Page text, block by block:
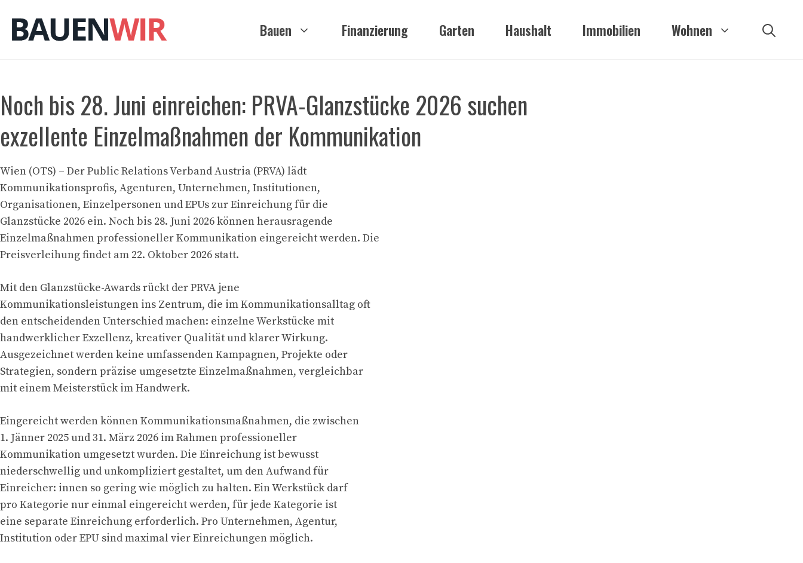
Inhalt
springen
Bauen Finanzierung Garten Haushalt Immobilien Wohnen
Noch bis 28. Juni einreichen: PRVA-Glanzstücke 2026 suchen
exzellente Einzelmaßnahmen der Kommunikation
Wien (OTS) – Der Public Relations Verband Austria (PRVA) lädt
Kommunikationsprofis, Agenturen, Unternehmen, Institutionen,
Organisationen, Einzelpersonen und EPUs zur Einreichung für die
Glanzstücke 2026 ein. Noch bis 28. Juni 2026 können herausragende
Einzelmaßnahmen professioneller Kommunikation eingereicht werden. Die
Preisverleihung findet am 22. Oktober 2026 statt.
Mit den Glanzstücke-Awards rückt der PRVA jene
Kommunikationsleistungen ins Zentrum, die im Kommunikationsalltag oft
den entscheidenden Unterschied machen: einzelne Werkstücke mit
handwerklicher Exzellenz, kreativer Qualität und klarer Wirkung.
Ausgezeichnet werden keine umfassenden Kampagnen, Projekte oder
Strategien, sondern präzise umgesetzte Einzelmaßnahmen, vergleichbar
mit einem Meisterstück im Handwerk.
Eingereicht werden können Kommunikationsmaßnahmen, die zwischen
1. Jänner 2025 und 31. März 2026 im Rahmen professioneller
Kommunikation umgesetzt wurden. Die Einreichung ist bewusst
niederschwellig und unkompliziert gestaltet, um den Aufwand für
Einreicher: innen so gering wie möglich zu halten. Ein Werkstück darf
pro Kategorie nur einmal eingereicht werden, für jede Kategorie ist
eine separate Einreichung erforderlich. Pro Unternehmen, Agentur,
Institution oder EPU sind maximal vier Einreichungen möglich.